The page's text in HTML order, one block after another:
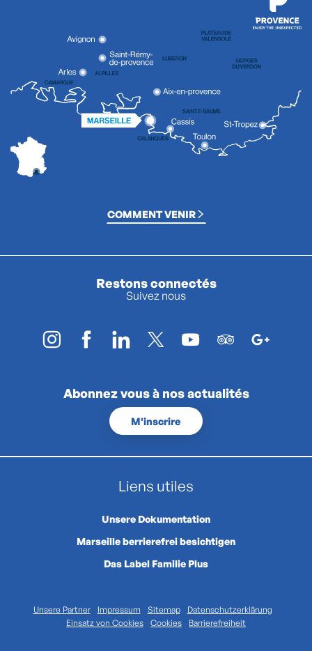
COMMENT VENIR
Restons connectés
Suivez nous
Abonnez vous à nos actualités
M'inscrire
Liens utiles
Unsere Dokumentation
Marseille berrierefrei besichtigen
Das Label Familie Plus
Unsere Partner Impressum Sitemap
Datenschutzerklärung
Einsatz von Cookies
Cookies Barrierefreiheit